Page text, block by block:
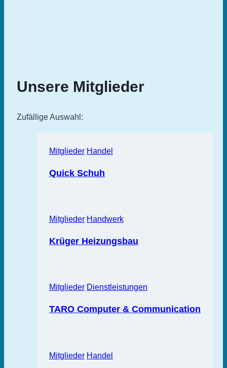
Unsere Mitglieder
Zufällige Auswahl:
Mitglieder Handel
Quick Schuh
Mitglieder Handwerk
Krüger Heizungsbau
Mitglieder Dienstleistungen
TARO Computer & Communication
Mitglieder Handel